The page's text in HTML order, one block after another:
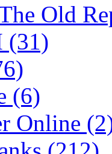
Old
(31)
(6)
Online